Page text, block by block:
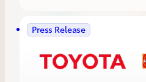
Press Release